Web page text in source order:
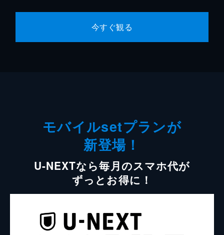
今すぐ観る
モバイルsetプランが
新登場！
U-NEXTなら毎月のスマホ代が
ずっとお得に！